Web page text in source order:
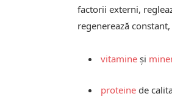
factorii externi,
regenerează
vitamine și
proteine de